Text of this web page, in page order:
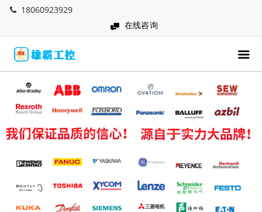
18060923929
在线咨询